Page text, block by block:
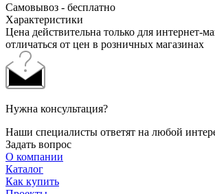
Самовывоз - бесплатно
Характеристики
Цена действительна только для интернет-
отличаться от цен в розничных магазинах
Нужна консультация?
Наши специалисты ответят на любой
Задать вопрос
О компании
Каталог
Как купить